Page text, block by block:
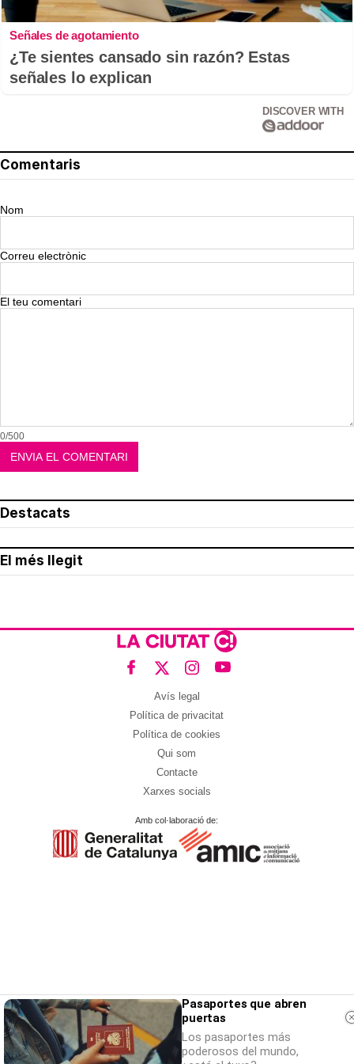
Señales de agotamiento
¿Te sientes cansado sin razón? Estas
señales lo explican
DISCOVER WITH
Comentaris
Nom
Correu electrònic
El teu comentari
0/500
Destacats
El més llegit
Avís legal
Política de privacitat
Política de cookies
Qui som
Contacte
Xarxes socials
Amb col·laboració de:
Pasaportes que abren
puertas
Los pasaportes más
poderosos del mundo,